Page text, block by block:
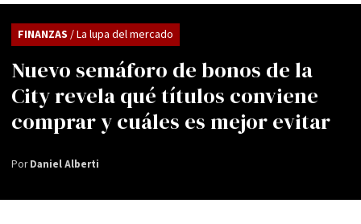
Nuevo semáforo de bonos de la
City revela qué títulos conviene
comprar y cuáles es mejor evitar
FINANZAS / La lupa del mercado
PorDaniel Alberti